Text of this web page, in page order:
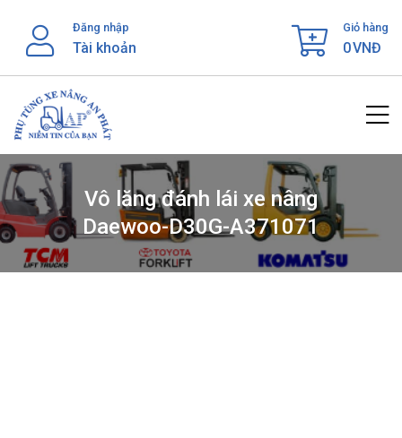
content
Đăng nhập
Tài khoản
Giỏ hàng
0VNĐ
Vô lăng đánh lái xe nâng
Daewoo-D30G-A371071